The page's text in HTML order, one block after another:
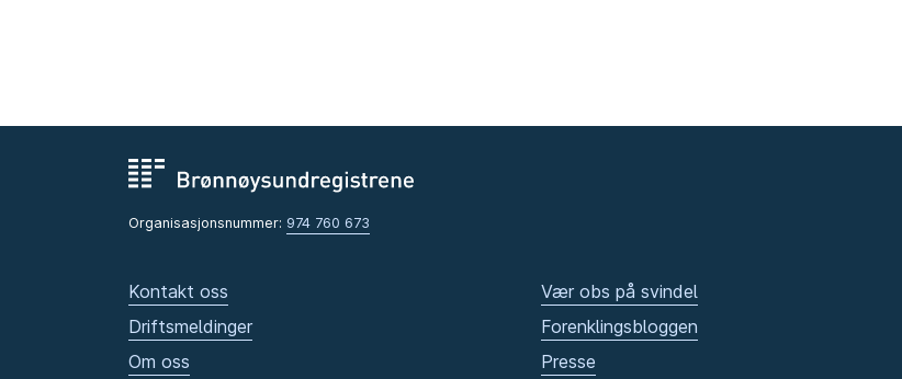
Organisasjonsnummer: 974 760 673
Kontakt oss
Driftsmeldinger
Om oss
Vær obs på svindel
Forenklingsbloggen
Presse